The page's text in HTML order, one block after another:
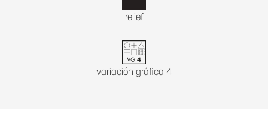
relief
variación gráfica 4